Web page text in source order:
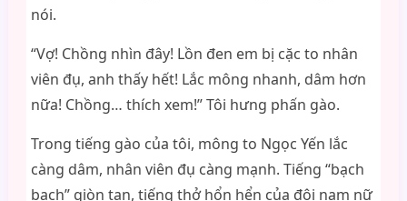
nói.
“Vợ! Chồng nhìn đây! Lồn đen em bị cặc to nhân
viên đụ, anh thấy hết! Lắc mông nhanh, dâm hơn
nữa! Chồng… thích xem!” Tôi hưng phấn gào.
Trong tiếng gào của tôi, mông to Ngọc Yến lắc
càng dâm, nhân viên đụ càng mạnh. Tiếng “bạch
bạch” giòn tan, tiếng thở hổn hển của đôi nam nữ